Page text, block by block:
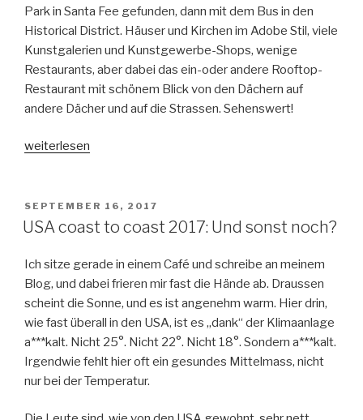
Park in Santa Fee gefunden, dann mit dem Bus in den
Historical District. Häuser und Kirchen im Adobe Stil, viele
Kunstgalerien und Kunstgewerbe-Shops, wenige
Restaurants, aber dabei das ein-oder andere Rooftop-
Restaurant mit schönem Blick von den Dächern auf
andere Dächer und auf die Strassen. Sehenswert!
„Santa
weiterlesen
VERÖFFENTLICHT
AM
SEPTEMBER 16, 2017
USA coast to coast 2017: Und sonst noch?
Ich sitze gerade in einem Café und schreibe an meinem
Blog, und dabei frieren mir fast die Hände ab. Draussen
scheint die Sonne, und es ist angenehm warm. Hier drin,
wie fast überall in den USA, ist es „dank“ der Klimaanlage
a***kalt. Nicht 25°. Nicht 22°. Nicht 18°. Sondern a***kalt.
Irgendwie fehlt hier oft ein gesundes Mittelmass, nicht
nur bei der Temperatur.